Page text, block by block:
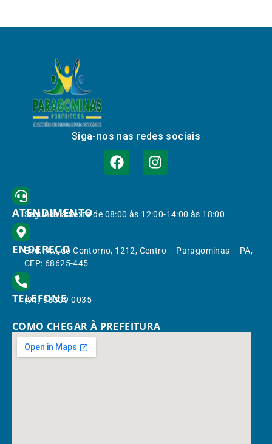
Siga-nos nas redes sociais
ATENDIMENTO
Segunda à Sexta de 08:00 às 12:00-14:00 às 18:00
ENDEREÇO
End.: Av. do Contorno, 1212, Centro – Paragominas – PA,
CEP: 68625-445
TELEFONE
(91) 98309-0035
COMO CHEGAR À PREFEITURA